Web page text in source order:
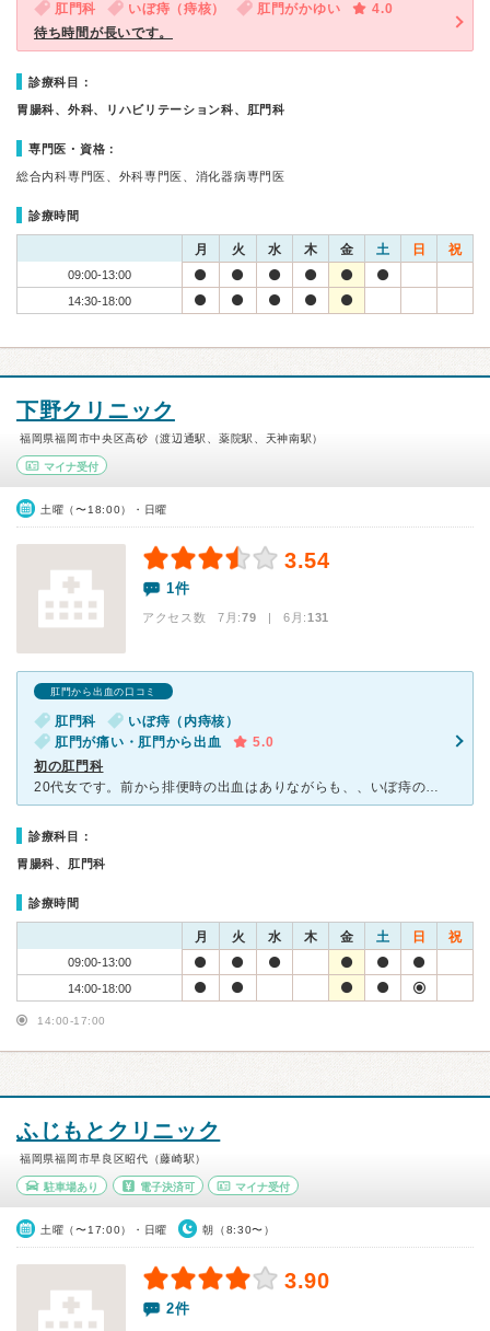
肛門科 いぼ痔（痔核） 肛門がかゆい
4.0
待ち時間が長いです。
診療科目：
胃腸科、外科、リハビリテーション科、肛門科
専門医・資格：
総合内科専門医、外科専門医、消化器病専門医
診療時間
月 火 水 木 金 土 日 祝
09:00-13:00
14:30-18:00
下野クリニック
福岡県福岡市中央区高砂（渡辺通駅、薬院駅、天神南駅）
マイナ受付
土曜（〜18:00）・日曜
3.54
1件
アクセス数 7月:79 | 6月:131
肛門から出血の口コミ
肛門科
いぼ痔（内痔核）
肛門が痛い・肛門から出血
5.0
初の肛門科
20代女です。前から排便時の出血はありながらも、、いぼ痔のようなものが出るけどすぐ引っ込むような症状もありながらも、、病院に行く気にもならず放置。 ある日、小指の第１関節くらいの大きないぼが出てしま
診療科目：
胃腸科、肛門科
診療時間
月 火 水 木 金 土 日 祝
09:00-13:00
14:00-18:00
14:00-17:00
ふじもとクリニック
福岡県福岡市早良区昭代（藤崎駅）
駐車場あり 電子決済可 マイナ受付
土曜（〜17:00）・日曜 朝（8:30〜）
3.90
2件